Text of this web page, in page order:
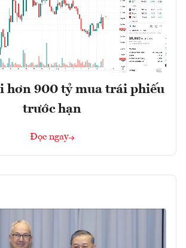
hơn 900 tỷ mua trái phiếu
trước hạn
Đọc ngay